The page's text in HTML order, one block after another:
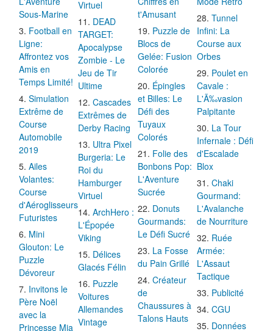
L'Aventure
Sous-Marine
Football en
Ligne:
Affrontez vos
Amis en
Temps Limité!
Simulation
Extrême de
Course
Automobile
2019
Ailes
Volantes:
Course
d'Aéroglisseurs
Futuristes
Mini
Glouton: Le
Puzzle
Dévoreur
Invitons le
Père Noël
avec la
Virtuel
DEAD
TARGET:
Apocalypse
Zombie - Le
Jeu de Tir
Ultime
Cascades
Extrêmes de
Derby Racing
Ultra Pixel
Burgeria: Le
Roi du
Hamburger
Virtuel
ArchHero :
L'Épopée
Viking
Délices
Glacés Félin
Puzzle
Voitures
Allemandes
Vintage
Chiffres en
t'Amusant
Puzzle de
Blocs de
Gelée: Fusion
Colorée
Épingles
et Billes: Le
Défi des
Tuyaux
Colorés
Folie des
Bonbons Pop:
L'Aventure
Sucrée
Donuts
Gourmands:
Le Défi Sucré
La Fosse
du Pain Grillé
Créateur
de
Chaussures à
Talons Hauts
Mode Rétro
Tunnel
Infini: La
Course aux
Orbes
Poulet en
Cavale :
L'Ã‰vasion
Palpitante
La Tour
Infernale : Défi
d'Escalade
Blox
Chaki
Gourmand:
L'Avalanche
de Nourriture
Ruée
Armée:
L'Assaut
Tactique
Publicité
CGU
Données